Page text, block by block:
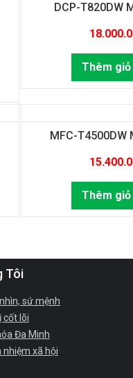
DCP-T820DW
Thêm giỏ
MFC-T4500DW
Thêm giỏ
Tôi
sứ mệnh
cốt lõi
Đa Minh
nhiệm xã hội